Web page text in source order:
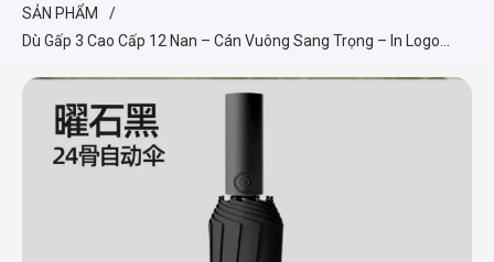
SẢN PHẨM
/
Dù Gấp 3 Cao Cấp 12 Nan – Cán Vuông Sang Trọng – In Logo